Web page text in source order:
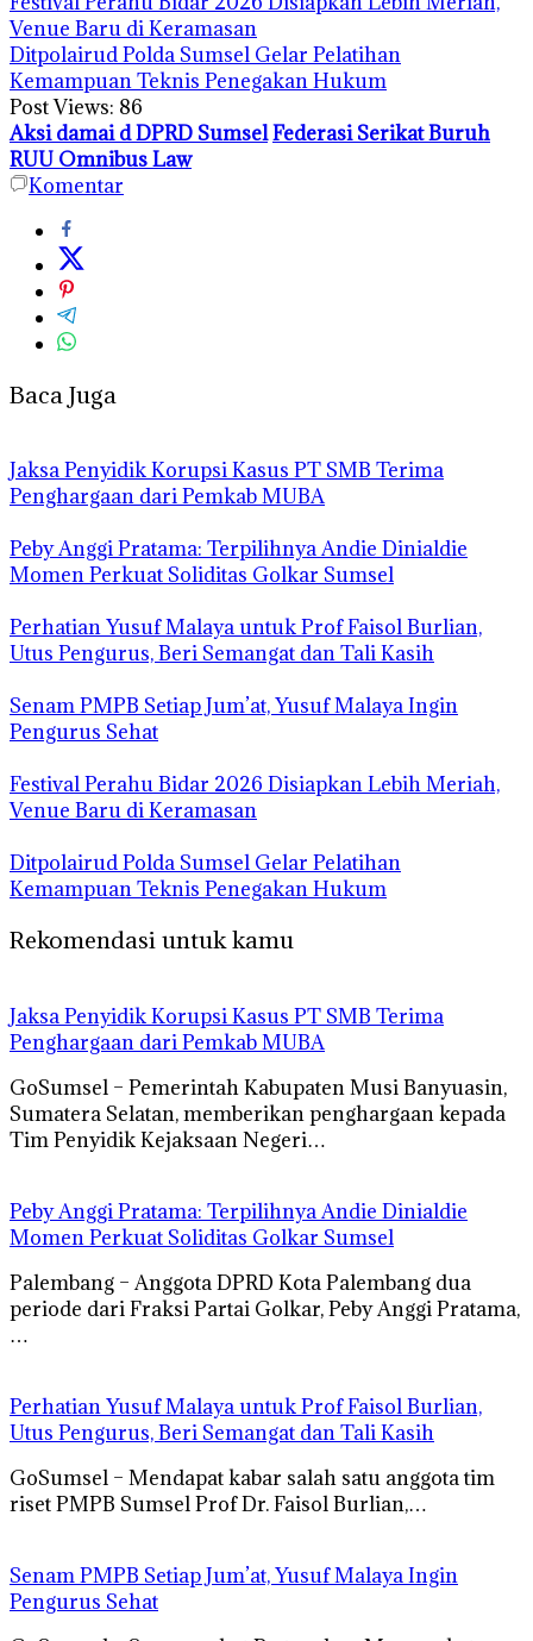
Venue Baru di Keramasan
Ditpolairud Polda Sumsel Gelar Pelatihan
Kemampuan Teknis Penegakan Hukum
Post Views: 86
Aksi damai d DPRD SumselFederasi Serikat Buruh
RUU Omnibus Law
Komentar
Baca Juga
Jaksa Penyidik Korupsi Kasus PT SMB Terima
Penghargaan dari Pemkab MUBA
Peby Anggi Pratama: Terpilihnya Andie Dinialdie
Momen Perkuat Soliditas Golkar Sumsel
Perhatian Yusuf Malaya untuk Prof Faisol Burlian,
Utus Pengurus, Beri Semangat dan Tali Kasih
Senam PMPB Setiap Jum’at, Yusuf Malaya Ingin
Pengurus Sehat
Festival Perahu Bidar 2026 Disiapkan Lebih Meriah,
Venue Baru di Keramasan
Ditpolairud Polda Sumsel Gelar Pelatihan
Kemampuan Teknis Penegakan Hukum
Rekomendasi untuk kamu
Jaksa Penyidik Korupsi Kasus PT SMB Terima
Penghargaan dari Pemkab MUBA
GoSumsel – Pemerintah Kabupaten Musi Banyuasin,
Sumatera Selatan, memberikan penghargaan kepada
Tim Penyidik Kejaksaan Negeri…
Peby Anggi Pratama: Terpilihnya Andie Dinialdie
Momen Perkuat Soliditas Golkar Sumsel
Palembang – Anggota DPRD Kota Palembang dua
periode dari Fraksi Partai Golkar, Peby Anggi Pratama,
…
Perhatian Yusuf Malaya untuk Prof Faisol Burlian,
Utus Pengurus, Beri Semangat dan Tali Kasih
GoSumsel – Mendapat kabar salah satu anggota tim
riset PMPB Sumsel Prof Dr. Faisol Burlian,…
Senam PMPB Setiap Jum’at, Yusuf Malaya Ingin
Pengurus Sehat